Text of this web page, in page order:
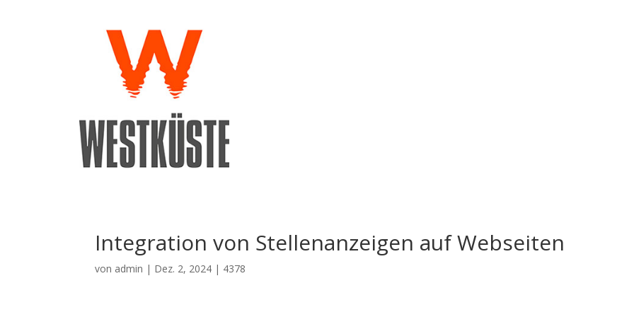
Integration von Stellenanzeigen auf Webseiten
von admin | Dez. 2, 2024 | 4378